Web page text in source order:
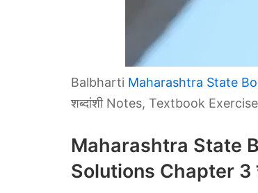
Balbharti Maharashtra State
शब्दांशी Notes, Textbook
Maharashtra State
Solutions Chapter 3